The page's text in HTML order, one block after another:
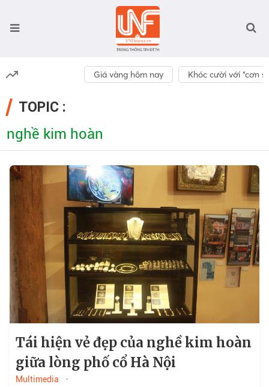
Giá vàng hôm nay Khóc cười với “cơn
TOPIC :
nghề kim hoàn
Tái hiện vẻ đẹp của nghề kim hoàn
giữa lòng phố cổ Hà Nội
Multimedia